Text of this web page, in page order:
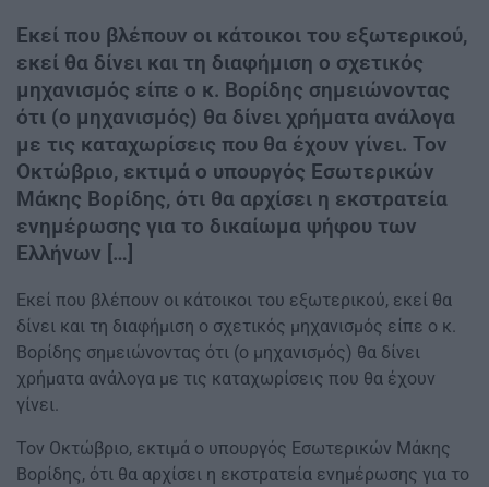
Εκεί που βλέπουν οι κάτοικοι του εξωτερικού,
εκεί θα δίνει και τη διαφήμιση ο σχετικός
μηχανισμός είπε ο κ. Βορίδης σημειώνοντας
ότι (ο μηχανισμός) θα δίνει χρήματα ανάλογα
με τις καταχωρίσεις που θα έχουν γίνει. Τον
Οκτώβριο, εκτιμά ο υπουργός Εσωτερικών
Μάκης Βορίδης, ότι θα αρχίσει η εκστρατεία
ενημέρωσης για το δικαίωμα ψήφου των
Ελλήνων […]
Εκεί που βλέπουν οι κάτοικοι του εξωτερικού, εκεί θα
δίνει και τη διαφήμιση ο σχετικός μηχανισμός είπε ο κ.
Βορίδης σημειώνοντας ότι (ο μηχανισμός) θα δίνει
χρήματα ανάλογα με τις καταχωρίσεις που θα έχουν
γίνει.
Τον Οκτώβριο, εκτιμά ο υπουργός Εσωτερικών Μάκης
Βορίδης, ότι θα αρχίσει η εκστρατεία ενημέρωσης για το